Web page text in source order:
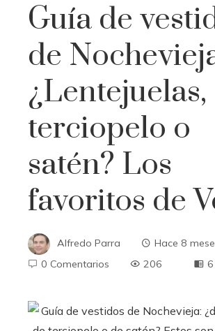
Guía de
de
¿Lentejuelas,
terciopelo o
satén? Los
favoritos de
Alfredo Parra
Hace 8
0 Comentarios
206